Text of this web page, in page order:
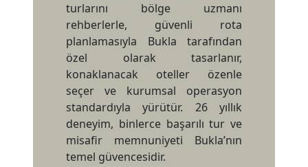
turlarını bölge uzmanı
rehberlerle, güvenli rota
planlamasıyla Bukla tarafından
özel olarak tasarlanır,
konaklanacak oteller özenle
seçer ve kurumsal operasyon
standardıyla yürütür. 26 yıllık
deneyim, binlerce başarılı tur ve
misafir memnuniyeti Bukla’nın
temel güvencesidir.